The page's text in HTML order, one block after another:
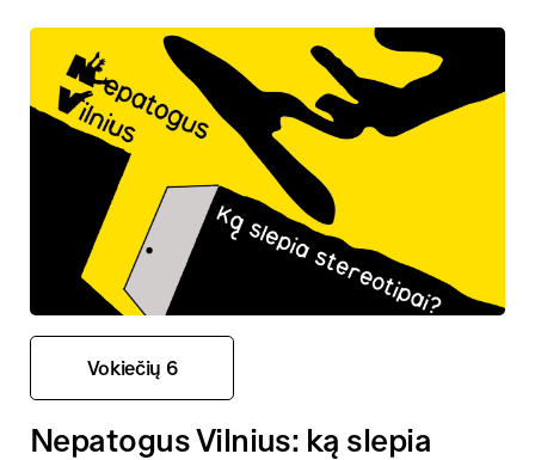
Vokiečių 6
Nepatogus Vilnius: ką slepia